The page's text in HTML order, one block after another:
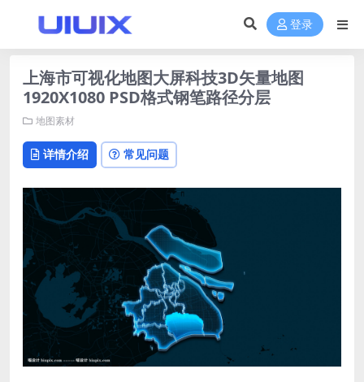
登录
上海市可视化地图大屏科技3D矢量地图
1920X1080 PSD格式钢笔路径分层
地图素材
详情介绍 常见问题